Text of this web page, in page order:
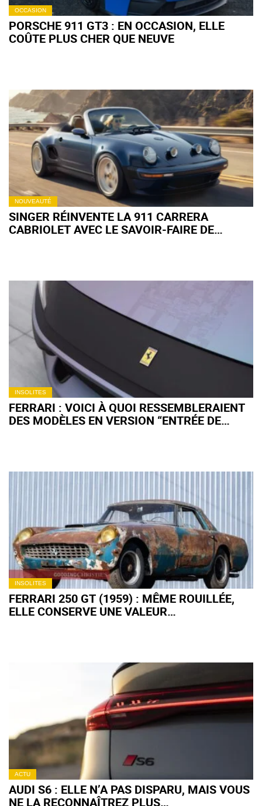
OCCASION
PORSCHE 911 GT3 : EN OCCASION, ELLE
COÛTE PLUS CHER QUE NEUVE
NOUVEAUTÉ
SINGER RÉINVENTE LA 911 CARRERA
CABRIOLET AVEC LE SAVOIR-FAIRE DE
INSOLITES
FERRARI : VOICI À QUOI RESSEMBLERAIENT
DES MODÈLES EN VERSION “ENTRÉE DE
INSOLITES
FERRARI 250 GT (1959) : MÊME ROUILLÉE,
ELLE CONSERVE UNE VALEUR
ACTU
AUDI S6 : ELLE N’A PAS DISPARU, MAIS VOUS
NE LA RECONNAÎTREZ PLUS…